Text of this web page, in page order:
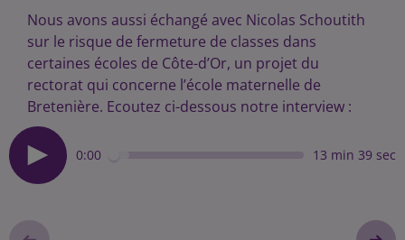
Nous avons aussi échangé avec Nicolas Schoutith
sur le risque de fermeture de classes dans
certaines écoles de Côte-d’Or, un projet du
rectorat qui concerne l’école maternelle de
Bretenière. Ecoutez ci-dessous notre interview :
0:00 13 min 39 sec